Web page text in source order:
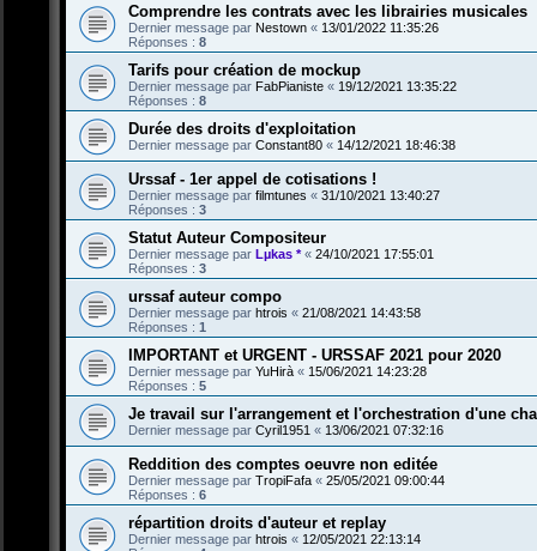
Comprendre les contrats avec les librairies musicales
Dernier message par Nestown « 13/01/2022 11:35:26
Réponses : 8
Tarifs pour création de mockup
Dernier message par FabPianiste « 19/12/2021 13:35:22
Réponses : 8
Durée des droits d'exploitation
Dernier message par Constant80 « 14/12/2021 18:46:38
Urssaf - 1er appel de cotisations !
Dernier message par filmtunes « 31/10/2021 13:40:27
Réponses : 3
Statut Auteur Compositeur
Dernier message par Lµkas *« 24/10/2021 17:55:01
Réponses : 3
urssaf auteur compo
Dernier message par htrois « 21/08/2021 14:43:58
Réponses : 1
IMPORTANT et URGENT - URSSAF 2021 pour 2020
Dernier message par YuHirà « 15/06/2021 14:23:28
Réponses : 5
Je travail sur l'arrangement et l'orchestration d'une
Dernier message par Cyril1951 « 13/06/2021 07:32:16
Reddition des comptes oeuvre non editée
Dernier message par TropiFafa « 25/05/2021 09:00:44
Réponses : 6
répartition droits d'auteur et replay
Dernier message par htrois « 12/05/2021 22:13:14